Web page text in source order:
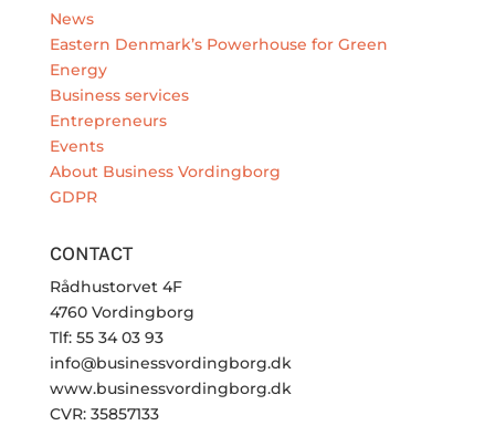
News
Eastern Denmark’s Powerhouse for Green
Energy
Business services
Entrepreneurs
Events
About Business Vordingborg
GDPR
CONTACT
Rådhustorvet 4F
4760 Vordingborg
Tlf: 55 34 03 93
info@businessvordingborg.dk
www.businessvordingborg.dk
CVR: 35857133